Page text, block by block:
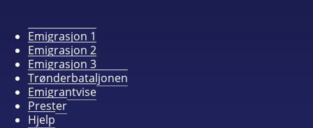
Emigrasjon 1
Emigrasjon 2
Emigrasjon 3
Trønderbataljonen
Emigrantvise
Prester
Hjelp